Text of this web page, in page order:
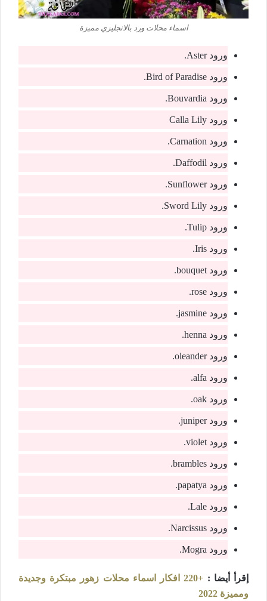
اسماء محلات ورد بالانجليزي مميزة
ورود Aster.
ورود Bird of Paradise.
ورود Bouvardia.
ورود Calla Lily
ورود Carnation.
ورود Daffodil.
ورود Sunflower.
ورود Sword Lily.
ورود Tulip.
ورود Iris.
ورود bouquet.
ورود rose.
ورود jasmine.
ورود henna.
ورود oleander.
ورود alfa.
ورود oak.
ورود juniper.
ورود violet.
ورود brambles.
ورود papatya.
ورود Lale.
ورود Narcissus.
ورود Mogra.
إقرأ أيضا :
+220 افكار اسماء محلات زهور مبتكرة وجديدة
ومميزة 2022